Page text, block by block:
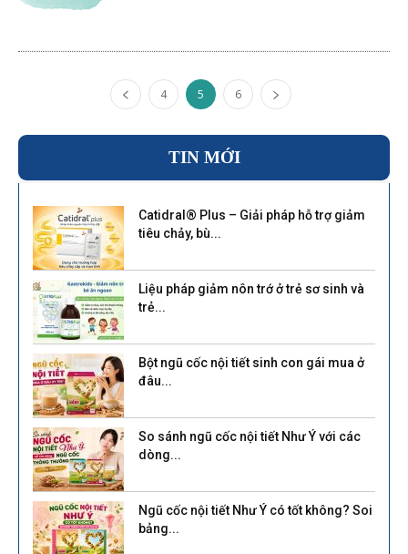
4 5 6
TIN MỚI
Catidral® Plus – Giải pháp hỗ trợ giảm
tiêu chảy, bù...
Liệu pháp giảm nôn trớ ở trẻ sơ sinh và
trẻ...
Bột ngũ cốc nội tiết sinh con gái mua ở
đâu...
So sánh ngũ cốc nội tiết Như Ý với các
dòng...
Ngũ cốc nội tiết Như Ý có tốt không? Soi
bảng...